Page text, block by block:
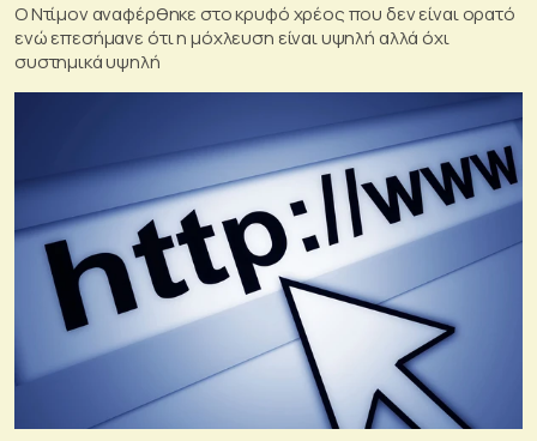
Ο Ντίμον αναφέρθηκε στο κρυφό χρέος που δεν είναι ορατό
ενώ επεσήμανε ότι η μόχλευση είναι υψηλή αλλά όχι
συστημικά υψηλή